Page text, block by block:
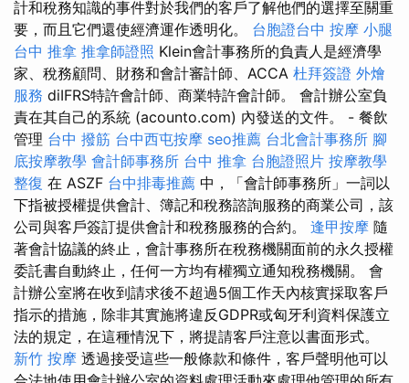
計和稅務知識的事件對於我們的客戶了解他們的選擇至關重
要，而且它們還使經濟運作透明化。 台胞證台中 按摩 小腿
台中 推拿 推拿師證照 Klein會計事務所的負責人是經濟學
家、稅務顧問、財務和會計審計師、ACCA 杜拜簽證 外燴
服務 diIFRS特許會計師、商業特許會計師。 會計辦公室負
責在其自己的系統 (acounto.com) 內發送的文件。 - 餐飲
管理 台中 撥筋 台中西屯按摩 seo推薦 台北會計事務所 腳
底按摩教學 會計師事務所 台中 推拿 台胞證照片 按摩教學
整復 在 ASZF 台中排毒推薦 中，「會計師事務所」一詞以
下指被授權提供會計、簿記和稅務諮詢服務的商業公司，該
公司與客戶簽訂提供會計和稅務服務的合約。 逢甲按摩 隨
著會計協議的終止，會計事務所在稅務機關面前的永久授權
委託書自動終止，任何一方均有權獨立通知稅務機關。 會
計辦公室將在收到請求後不超過5個工作天內核實採取客戶
指示的措施，除非其實施將違反GDPR或匈牙利資料保護立
法的規定，在這種情況下，將提請客戶注意以書面形式。
新竹 按摩 透過接受這些一般條款和條件，客戶聲明他可以